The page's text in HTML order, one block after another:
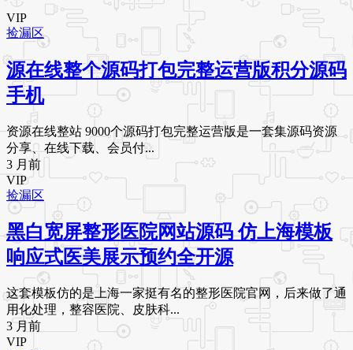
VIP
捡漏区
源在线整个源码打包完整运营版积分源码
手机
资源在线整站 9000个源码打包完整运营版是一套集源码资源
分享、在线下载、会员付...
3 月前
VIP
捡漏区
黑白宽屏整形医院网站源码 仿上海模板
响应式医美展示预约全开源
这套模板仿的是上海一家挺有名的整形医院官网，后来做了通
用化处理，整容医院、皮肤科...
3 月前
VIP